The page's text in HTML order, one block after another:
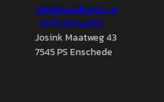
info@autokopen.nl
+31 53 208 4490
Josink Maatweg 43
7545 PS Enschede